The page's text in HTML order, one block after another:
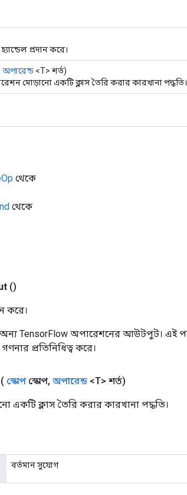
প্রদান করে।
অপারেন্ড <T> শর্ত)
মোড়ানো একটি ক্লাস তৈরি করার কারখানা পদ্ধতি।
থেকে
থেকে
()
করে।
TensorFlow অপারেশনের আউটপুট। এই
প্রতিনিধিত্ব করে।
( স্কোপস্কোপ, অপারেন্ড <T> শর্ত)
ক্লাস তৈরি করার কারখানা পদ্ধতি।
বর্তমান সুযোগ